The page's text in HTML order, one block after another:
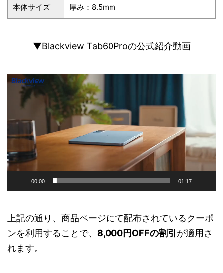
本体サイズ 厚み：8.5mm
▼Blackview Tab60Proの公式紹介動画
動
ー
ヤ
00:00 01:17
上記の通り、商品ページにて配布されているクーポ
ンを利用することで、 8,000円OFFの割引 が適用さ
れます。